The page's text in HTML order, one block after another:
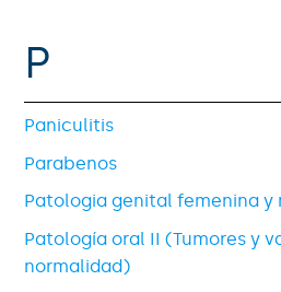
P
Paniculitis
Parabenos
Patologia genital femenina y
Patología oral II (Tumores y
normalidad)